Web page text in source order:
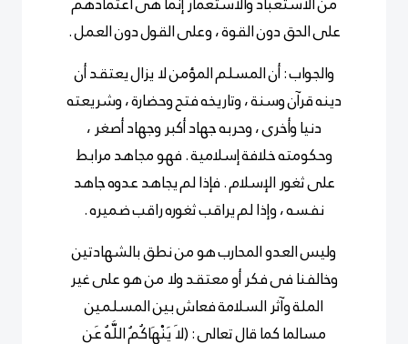
على الحق دون القوة ، وعلى القول دون العمل .
والجواب : أن المسلم المؤمن لا يزال يعتقد أن
دينه قرآن وسنة ، وتاريخه فتح وحضارة ، وشريعته
دنيا وأخرى ، وحربه جهاد أكبر وجهاد أصغر ،
وحكومته خلافة إسلامية . فهو مجاهد مرابط
على ثغور الإسلام . فإذا لم يجاهد عدوه جاهد
نفسه ، وإذا لم يراقب ثغوره راقب ضميره .
وليس العدو المحارب هو من نطق بالشهادتين
وخالفنا فى فكر أو معتقد ولا من هو على غير
الملة وآثر السلامة فعاش بين المسلمين
مسالما كما قال تعالى : (لاَ يَنْهَاكُمُ اللَّهُ عَنِ